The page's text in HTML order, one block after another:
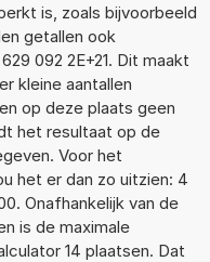
is, zoals bijvoorbeeld
getallen ook
092 2E+21. Dit maakt
kleine aantallen
op deze plaats geen
het resultaat op de
Voor het
het er dan zo uitzien: 4
Onafhankelijk van de
is de maximale
14 plaatsen. Dat